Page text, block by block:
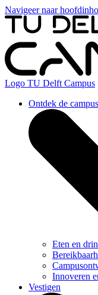
Navigeer naar
Logo TU Delft Campus
Ontdek de campus
Eten en
Innoveren
Vestigen